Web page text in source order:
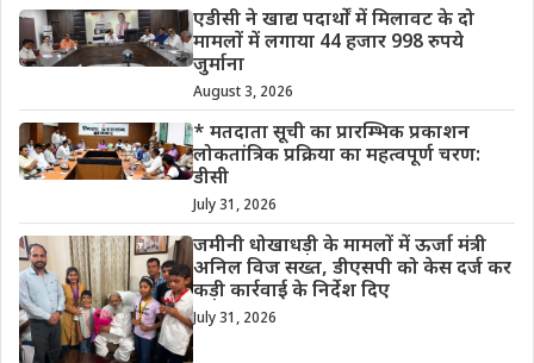
एडीसी ने खाद्य पदार्थों में मिलावट के दो
मामलों में लगाया 44 हजार 998 रुपये
जुर्माना
August 3, 2026
* मतदाता सूची का प्रारम्भिक प्रकाशन
लोकतांत्रिक प्रक्रिया का महत्वपूर्ण चरण:
डीसी
July 31, 2026
जमीनी धोखाधड़ी के मामलों में ऊर्जा मंत्री
अनिल विज सख्त, डीएसपी को केस दर्ज कर
कड़ी कार्रवाई के निर्देश दिए
July 31, 2026